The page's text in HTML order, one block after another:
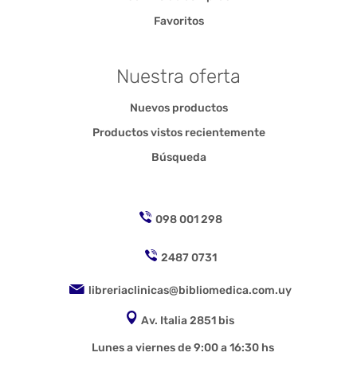
Favoritos
Nuestra oferta
Nuevos productos
Productos vistos recientemente
Búsqueda
098 001 298
2487 0731
libreriaclinicas@bibliomedica.com.uy
Av. Italia 2851 bis
Lunes a viernes de 9:00 a 16:30 hs